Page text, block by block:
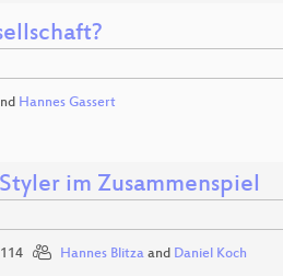
Hannes Gassert
im Zusammenspiel
114 Hannes Blitzaand Daniel Koch